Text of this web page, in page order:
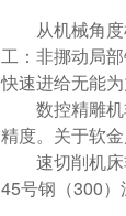
从机械角度
工：非挪动局
快速进给无能为
数控精雕机
精度。关于软
速切削机床
45号钢（300